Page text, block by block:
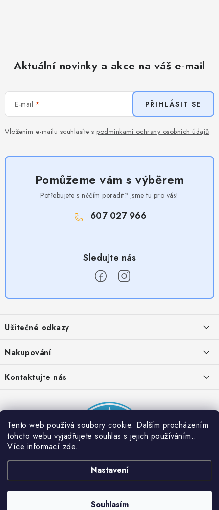
Tento web používá soubory cookie. Dalším procházením
tohoto webu vyjadřujete souhlas s jejich používáním..
Více informací zde.
Nastavení
Souhlasím
Aktuální novinky a akce na váš e-mail
E-mail
Vložením e-mailu souhlasíte s podmínkami ochrany osobních údajů
PŘIHLÁSIT SE
Pomůžeme vám s výběrem
Potřebujete s něčím poradit? Jsme tu pro vás!
607 027 966
p
a
Užitečné odkazy
Obchodní podmínky
Provizní systém
Partner stránek: Super plecháček
Nakupování
Časté otázky
Podmínky akce 2 + 1 zdarma
Kontaktujte nás
Dobrý triko. Všechna práva vyhrazena.